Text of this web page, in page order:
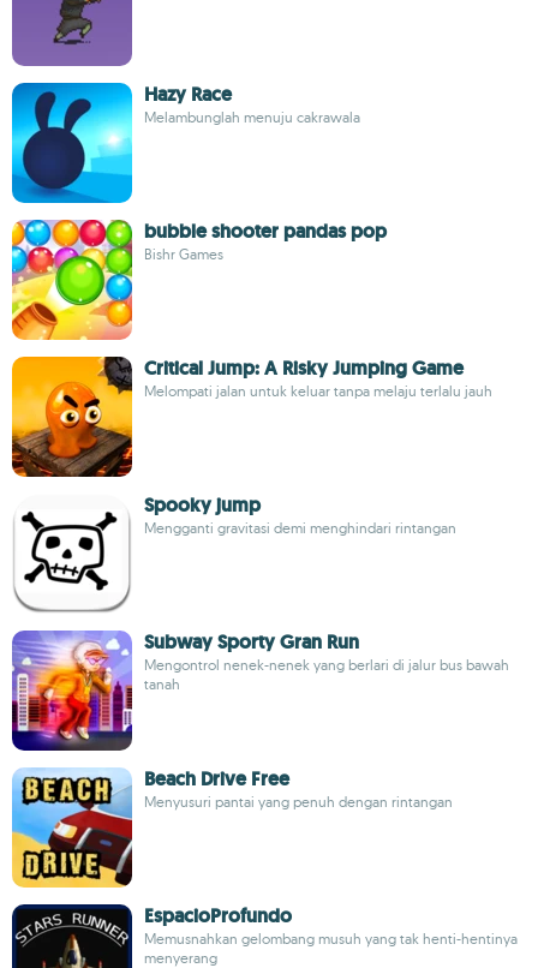
Hazy Race
Melambunglah menuju cakrawala
bubble shooter pandas pop
Bishr Games
Critical Jump: A Risky Jumping Game
Melompati jalan untuk keluar tanpa melaju terlalu jauh
Spooky jump
Mengganti gravitasi demi menghindari rintangan
Subway Sporty Gran Run
Mengontrol nenek-nenek yang berlari di jalur bus bawah
tanah
Beach Drive Free
Menyusuri pantai yang penuh dengan rintangan
EspacioProfundo
Memusnahkan gelombang musuh yang tak henti-hentinya
menyerang